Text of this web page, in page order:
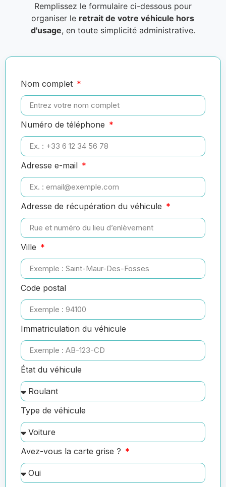
Remplissez le formulaire ci-dessous pour
organiser le retrait de votre véhicule hors
d'usage, en toute simplicité administrative.
Nom complet
Numéro de téléphone
Adresse e-mail
Adresse de récupération du véhicule
Ville
Code postal
Immatriculation du véhicule
État du véhicule
Type de véhicule
Avez-vous la carte grise ?